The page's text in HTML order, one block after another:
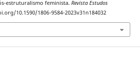
estruturalismo feminista. Revista Estudos
10.1590/1806-9584-2023v31n184032